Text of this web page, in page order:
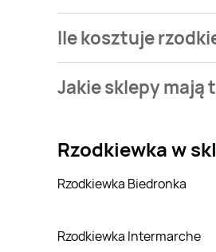
Ile kosztuje
Selgros.
Jakie sklepy mają
Rzodkiewkaw
Rzodkiewka Biedronka
Rzodkiewka Intermarche